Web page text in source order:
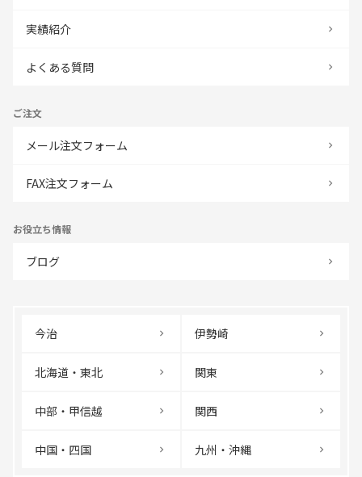
実績紹介
よくある質問
ご注文
メール注文フォーム
FAX注文フォーム
お役立ち情報
ブログ
今治 伊勢崎
北海道・東北 関東
中部・甲信越 関西
中国・四国 九州・沖縄